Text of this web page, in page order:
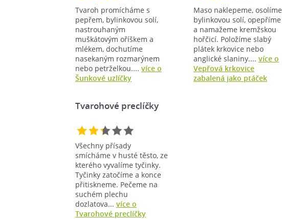
Tvaroh promícháme s
pepřem, bylinkovou solí,
nastrouhaným
muškátovým oříškem a
mlékem, dochutíme
nasekaným rozmarýnem
nebo petrželkou.... více o
Šunkové uzlíčky
Maso naklepeme, osolíme
bylinkovou solí, opepříme
a namažeme kremžskou
hořčicí. Položíme slabý
plátek krkovice nebo
anglické slaniny.... více o
Vepřová krkovice
zabalená jako ptáček
Tvarohové preclíčky
Všechny přísady
smícháme v husté těsto, ze
kterého vyvalíme tyčinky.
Tyčinky zatočíme a konce
přitiskneme. Pečeme na
suchém plechu
dozlatova... více o
Tvarohové preclíčky